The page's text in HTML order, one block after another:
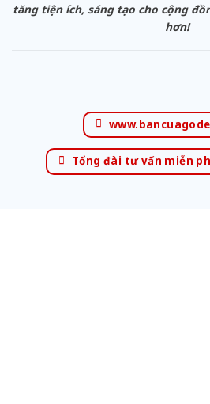
tăng tiện ích, sáng tạo cho cộng
hơn!
Tổng đài tư vấn miễn